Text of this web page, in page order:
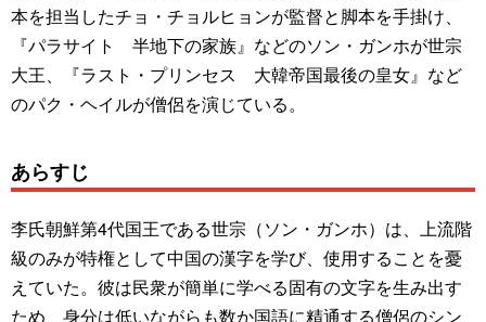
本を担当したチョ・チョルヒョンが監督と脚本を手掛け、
『パラサイト 半地下の家族』などのソン・ガンホが世宗
大王、『ラスト・プリンセス 大韓帝国最後の皇女』など
のパク・ヘイルが僧侶を演じている。
あらすじ
李氏朝鮮第4代国王である世宗（ソン・ガンホ）は、上流階
級のみが特権として中国の漢字を学び、使用することを憂
えていた。彼は民衆が簡単に学べる固有の文字を生み出す
ため、身分は低いながらも数か国語に精通する僧侶のシン